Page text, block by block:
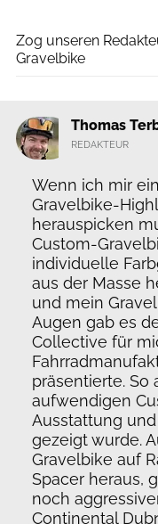
Zog unseren
Gravelbike
Thomas
REDAKTEUR
Wenn ich mir
Gravelbike-
herauspicken
Custom-
individuelle
aus der Masse
und mein
Augen gab es
Collective für
präsentierte. So
aufwendigen
Ausstattung und
gezeigt wurde.
Gravelbike auf
Spacer heraus,
noch
Continental